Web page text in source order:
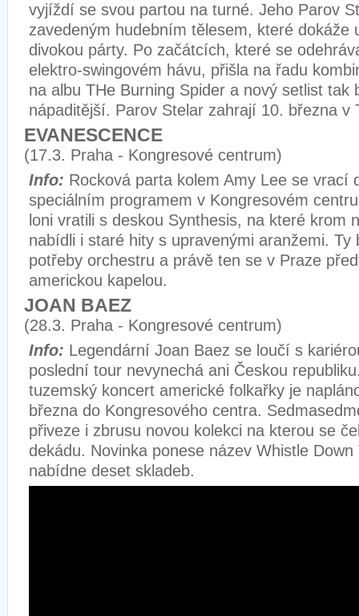
vyjíždí se svou partou na turné. Jeho Parov
zavedeným hudebním tělesem, které dokáže
divokou párty. Po začátcích, které se
elektro-swingovém hávu, přišla na řadu
na albu THe Burning Spider a nový setlist tak
nápaditější. Parov Stelar zahrají 10. března v
EVANESCENCE
(17.3. Praha - Kongresové centrum)
Info: Rocková parta kolem Amy Lee se vrací
speciálním programem v Kongresovém
loni vratili s deskou Synthesis, na které krom
nabídli i staré hity s upravenými aranžemi. Ty
potřeby orchestru a právě ten se v Praze
americkou kapelou.
JOAN BAEZ
(28.3. Praha - Kongresové centrum)
Info: Legendární Joan Baez se loučí s
poslední tour nevynechá ani Českou
tuzemský koncert americké folkařky je
března do Kongresového centra.
přiveze i zbrusu novou kolekci na kterou se
dekádu. Novinka ponese název Whistle Down
nabídne deset skladeb.